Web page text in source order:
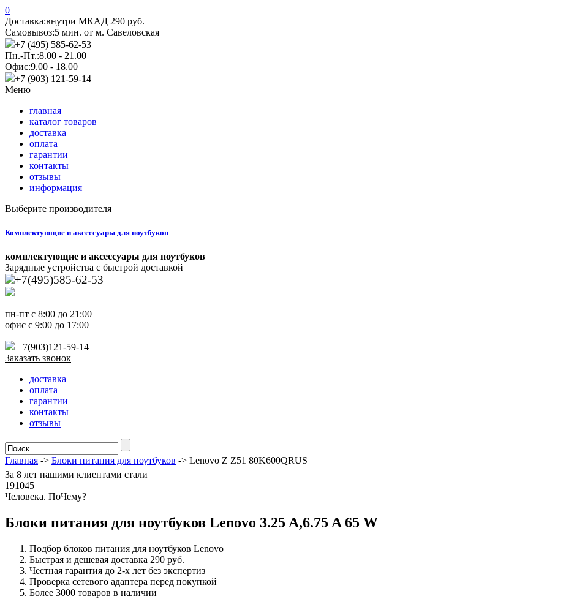
0
Доставка:внутри МКАД 290 руб.
Самовывоз:5 мин. от м. Савеловская
+7 (495) 585-62-53
Пн.-Пт.:8.00 - 21.00
Офис:9.00 - 18.00
+7 (903) 121-59-14
Меню
главная
каталог товаров
доставка
оплата
гарантии
контакты
отзывы
информация
Выберите производителя
Комплектующие и аксессуары для ноутбуков
комплектующие и аксессуары для ноутбуков
Зарядные устройства с быстрой доставкой
+7(495)585-62-53
пн-пт с 8:00 до 21:00
офис с 9:00 до 17:00
+7(903)121-59-14
Заказать звонок
доставка
оплата
гарантии
контакты
отзывы
Главная -> Блоки питания для ноутбуков -> Lenovo Z Z51 80K600QRUS
За 8 лет нашими клиентами стали
191045
Человека. ПоЧему?
Блоки питания для ноутбуков Lenovo 3.25 A,6.75 A 65 W
Подбор блоков питания для ноутбуков Lenovo
Быстрая и дешевая доставка 290 руб.
Честная гарантия до 2-х лет без экспертиз
Проверка сетевого адаптера перед покупкой
Более 3000 товаров в наличии